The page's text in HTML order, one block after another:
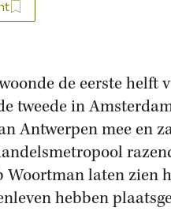
de eerste helft
tweede in
Antwerpen mee en
Woortman laten zien
hebben